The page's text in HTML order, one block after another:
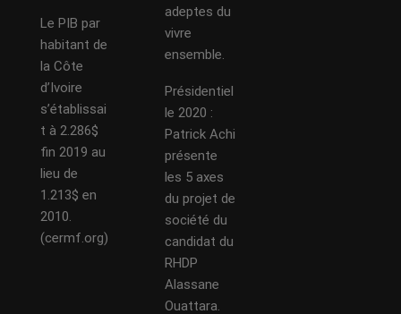
Le PIB par
habitant de
la Côte
d’Ivoire
s’établissai
t à 2.286$
fin 2019 au
lieu de
1.213$ en
2010.
(cermf.org)
adeptes du
vivre
ensemble.
Présidentiel
le 2020 :
Patrick Achi
présente
les 5 axes
du projet de
société du
candidat du
RHDP
Alassane
Ouattara.